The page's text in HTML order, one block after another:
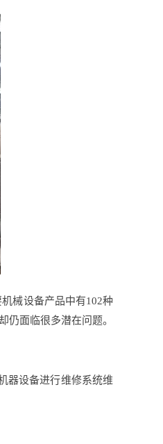
械设备产品中有102种
仍面临很多潜在问题。
器设备进行维修系统维